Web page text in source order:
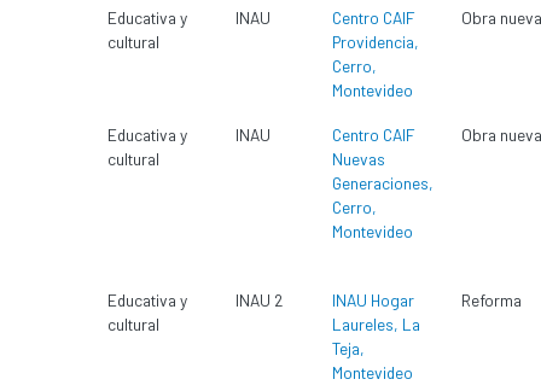
Educativa y
cultural
INAU
Centro CAIF
Providencia,
Cerro,
Montevideo
Obra nueva
Educativa y
cultural
INAU
Centro CAIF
Nuevas
Generaciones,
Cerro,
Montevideo
Obra nueva
Educativa y
cultural
INAU 2
INAU Hogar
Laureles, La
Teja,
Montevideo
Reforma